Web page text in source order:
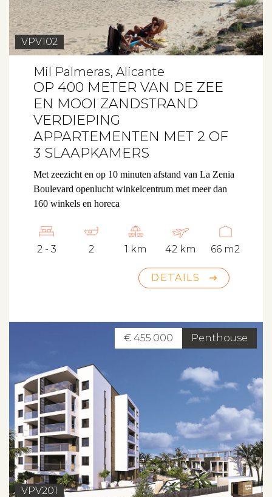
VPV102
Mil Palmeras, Alicante
OP 400 METER VAN DE ZEE
EN MOOI ZANDSTRAND
VERDIEPING
APPARTEMENTEN MET 2 OF
3 SLAAPKAMERS
Met zeezicht en op 10 minuten afstand van La Zenia
Boulevard openlucht winkelcentrum met meer dan
160 winkels en horeca
2 - 3 2 1 km 42 km 66 m2
DETAILS
Penthouse
€ 455.000
VPV201